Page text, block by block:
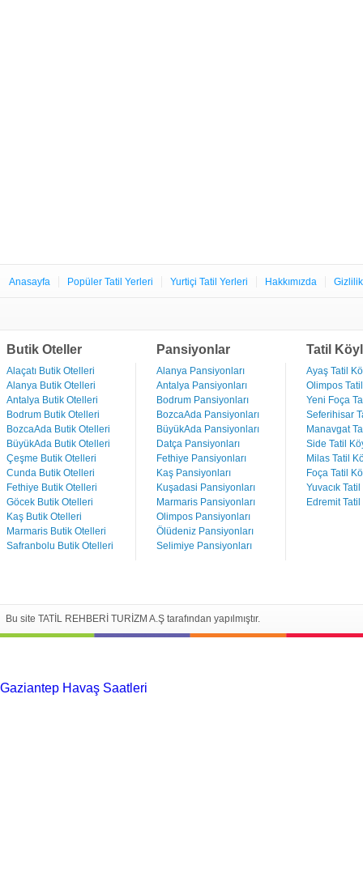
Anasayfa Popüler Tatil Yerleri Yurtiçi Tatil Yerleri Hakkımızda
Butik Oteller
Alaçatı Butik Otelleri
Alanya Butik Otelleri
Antalya Butik Otelleri
Bodrum Butik Otelleri
BozcaAda Butik Otelleri
BüyükAda Butik Otelleri
Çeşme Butik Otelleri
Cunda Butik Otelleri
Fethiye Butik Otelleri
Göcek Butik Otelleri
Kaş Butik Otelleri
Marmaris Butik Otelleri
Safranbolu Butik Otelleri
Pansiyonlar
Alanya Pansiyonları
Antalya Pansiyonları
Bodrum Pansiyonları
BozcaAda Pansiyonları
BüyükAda Pansiyonları
Datça Pansiyonları
Fethiye Pansiyonları
Kaş Pansiyonları
Kuşadasi Pansiyonları
Marmaris Pansiyonları
Olimpos Pansiyonları
Ölüdeniz Pansiyonları
Selimiye Pansiyonları
Tatil
Ayaş Tatil
Olimpos
Yeni Foça
Seferihisar
Manavgat
Side Tatil
Milas Tatil
Foça Tatil
Yuvacık
Edremit
Bu site TATİL REHBERİ TURİZM A.Ş tarafından yapılmıştır.
Gaziantep Havaş Saatleri